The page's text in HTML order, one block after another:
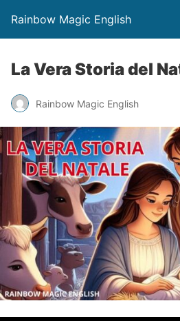
Rainbow Magic English
La Vera Storia del
Rainbow Magic English